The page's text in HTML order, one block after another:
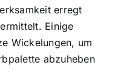
erregt
Einige
Wickelungen, um
abzuheben